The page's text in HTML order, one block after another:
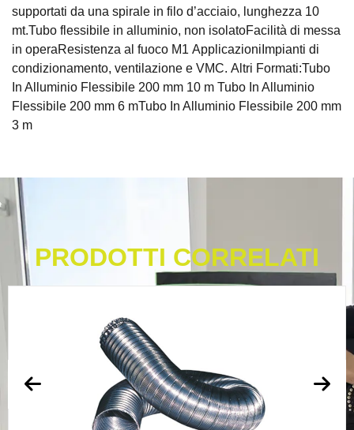
supportati da una spirale in filo d’acciaio, lunghezza 10
mt.Tubo flessibile in alluminio, non isolatoFacilità di messa
in operaResistenza al fuoco M1 ApplicazioniImpianti di
condizionamento, ventilazione e VMC. Altri Formati:Tubo
In Alluminio Flessibile 200 mm 10 m Tubo In Alluminio
Flessibile 200 mm 6 mTubo In Alluminio Flessibile 200 mm
3 m
PRODOTTI CORRELATI